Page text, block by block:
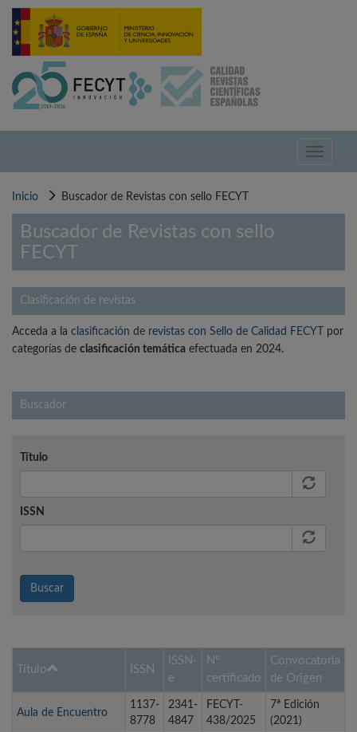
Pasar
contenido
Toggle
Inicio Buscador de Revistas con sello FECYT
Buscador de Revistas con sello
FECYT
Clasificación de revistas
Acceda a la clasificación de revistas con Sello de Calidad FECYT
por
categorías de clasificación temática efectuada en 2024.
Buscador
Título
ISSN
Buscar
Título ISSN
ISSN-
e
Nº
certificado
Convocatoria
de Origen
Aula de Encuentro
1137-
8778
2341-
4847
FECYT-
438/2025
7ª Edición
(2021)